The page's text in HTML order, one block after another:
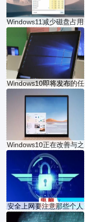
Windows11减少磁盘占用
空间
Windows10即将发布的任
Windows10正在改善与之
交互
安全上网要注意那些个人